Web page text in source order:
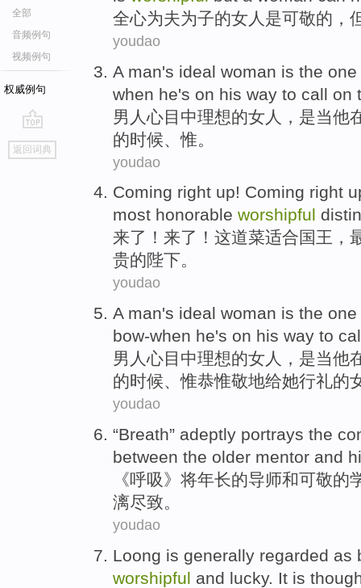
全部
音频例句
视频例句
权威例句
go
top
返回词典
全心为夫为子的女人 是可敬的，
youdao
A man's ideal woman is the
when he's on his way to call on
男人心目中理想的女人 ， 是当他
的时候、惟。
youdao
Coming right up! Coming right
most honorable worshipful
来了 ！来了！ 这道菜适合国王 ，
贵的陛下。
youdao
A man's ideal woman is the
bow-when he's on his way to
男人心目中理想的女人 ， 是当他
的时候、惟恭惟敬地给她行礼的
youdao
“Breath” adeptly portrays the
between the older mentor and
《呼吸》将年长的导师和可敬的
漓尽致。
youdao
Loong is generally regarded as
worshipful and lucky. It is